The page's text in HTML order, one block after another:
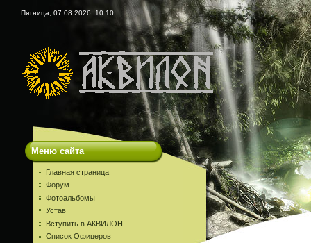
Пятница, 07.08.2026, 10:10
Меню сайта
Главная страница
Форум
Фотоальбомы
Устав
Вступить в АКВИЛОН
Список Офицеров